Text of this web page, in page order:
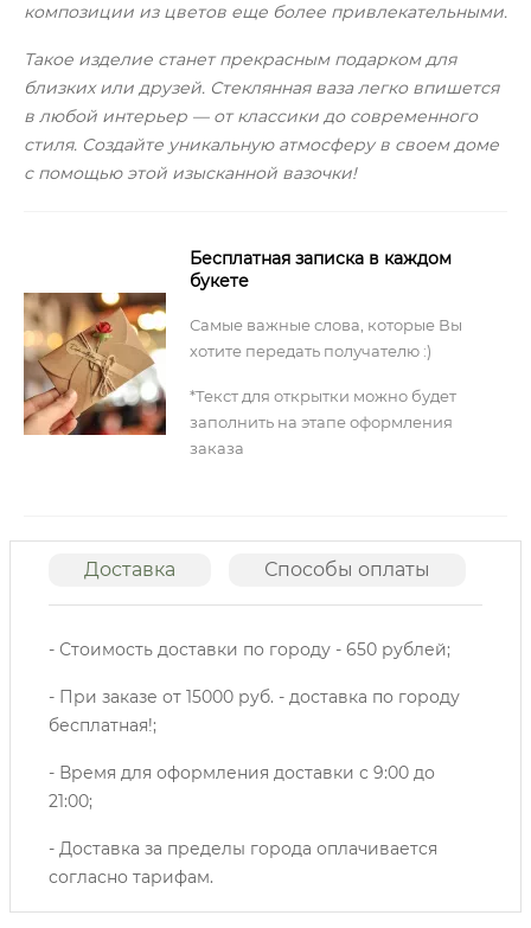
композиции из цветов еще более привлекательными.
Такое изделие станет прекрасным подарком для
близких или друзей. Стеклянная ваза легко впишется
в любой интерьер — от классики до современного
стиля. Создайте уникальную атмосферу в своем доме
с помощью этой изысканной вазочки!
Бесплатная записка в каждом
букете
Самые важные слова, которые Вы
хотите передать получателю :)
*Текст для открытки можно будет
заполнить на этапе оформления
заказа
Доставка Способы оплаты
- Стоимость доставки по городу - 650 рублей;
- При заказе от 15000 руб. - доставка по городу
бесплатная!;
- Время для оформления доставки с 9:00 до
21:00;
- Доставка за пределы города оплачивается
согласно тарифам.